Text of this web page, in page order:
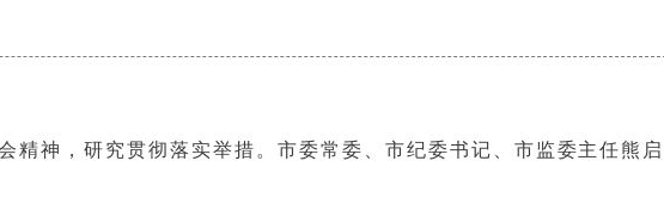
神，研究贯彻落实举措。市委常委、市纪委书记、市监委主任熊